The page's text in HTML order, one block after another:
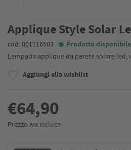
Applique Style Solar
cod. 001116503 Prodotto disponibile
Lampada applique da parete solare led,
Aggiungi alla wishlist
€64,90
Prezzo iva inclusa